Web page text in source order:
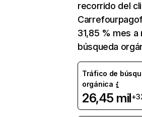
recorrido del
31,85 % mes
búsqueda
Tráfico de
orgánica
26,45 mil